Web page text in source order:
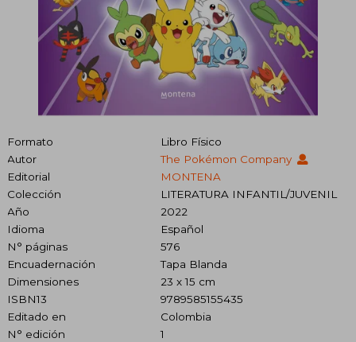
Formato
Libro Físico
Autor
The Pokémon Company
Editorial
MONTENA
Colección
LITERATURA INFANTIL/JUVENIL
Año
2022
Idioma
Español
N° páginas
576
Encuadernación
Tapa Blanda
Dimensiones
23 x 15 cm
ISBN13
9789585155435
Editado en
Colombia
N° edición
1